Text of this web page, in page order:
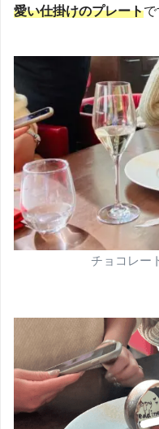
愛い仕掛けのプレートで
チョコレー